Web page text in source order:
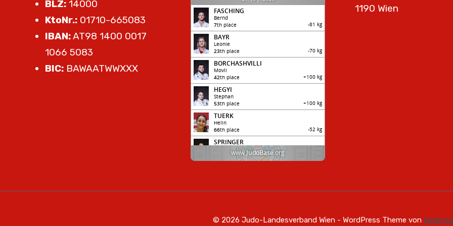
BLZ: 14000
KtoNr.: 01710-665083
IBAN:AT98 1400 0017
1066 5083
BIC: BAWAATWWXXX
1190 Wien
© 2026 Judo-Landesverband Wien - WordPress Theme von